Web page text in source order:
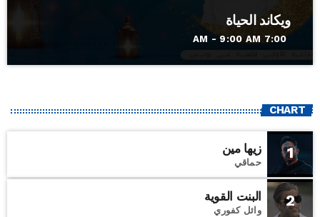
ويكاند الحياة
7:00 AM - 9:00 AM
CHART
1 زيها مين
حماقي
2 البنت القوية
وائل كفوري